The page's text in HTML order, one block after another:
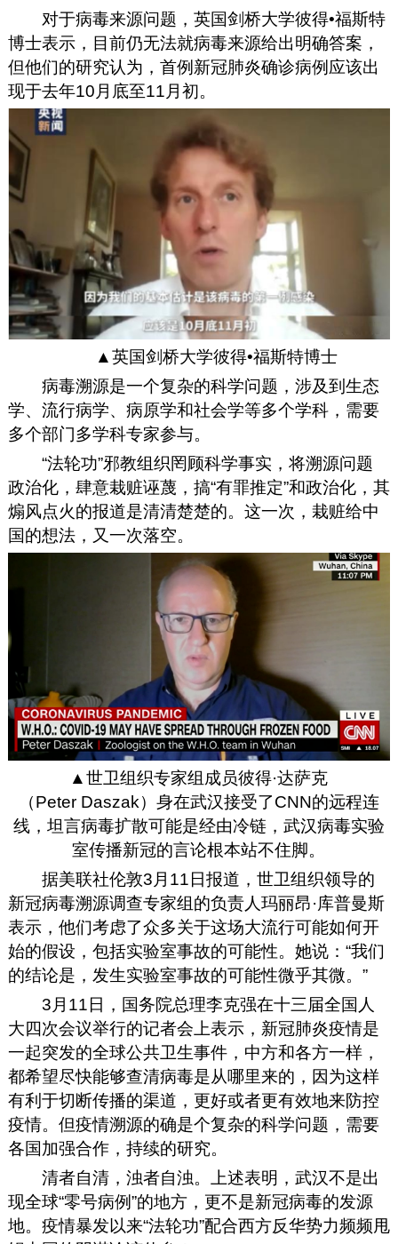
对于病毒来源问题，英国剑桥大学彼得•福斯特
博士表示，目前仍无法就病毒来源给出明确答案，
但他们的研究认为，首例新冠肺炎确诊病例应该出
现于去年10月底至11月初。
▲英国剑桥大学彼得•福斯特博士
病毒溯源是一个复杂的科学问题，涉及到生态
学、流行病学、病原学和社会学等多个学科，需要
多个部门多学科专家参与。
“法轮功”邪教组织罔顾科学事实，将溯源问题
政治化，肆意栽赃诬蔑，搞“有罪推定”和政治化，其
煽风点火的报道是清清楚楚的。这一次，栽赃给中
国的想法，又一次落空。
▲世卫组织专家组成员彼得·达萨克
（Peter Daszak）身在武汉接受了CNN的远程连
线，坦言病毒扩散可能是经由冷链，武汉病毒实验
室传播新冠的言论根本站不住脚。
据美联社伦敦3月11日报道，世卫组织领导的
新冠病毒溯源调查专家组的负责人玛丽昂·库普曼斯
表示，他们考虑了众多关于这场大流行可能如何开
始的假设，包括实验室事故的可能性。她说：“我们
的结论是，发生实验室事故的可能性微乎其微。”
3月11日，国务院总理李克强在十三届全国人
大四次会议举行的记者会上表示，新冠肺炎疫情是
一起突发的全球公共卫生事件，中方和各方一样，
都希望尽快能够查清病毒是从哪里来的，因为这样
有利于切断传播的渠道，更好或者更有效地来防控
疫情。但疫情溯源的确是个复杂的科学问题，需要
各国加强合作，持续的研究。
清者自清，浊者自浊。上述表明，武汉不是出
现全球“零号病例”的地方，更不是新冠病毒的发源
地。疫情暴发以来“法轮功”配合西方反华势力频频甩